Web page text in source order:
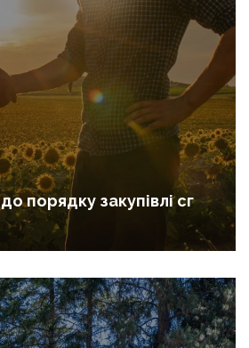
порядку закупівлі сг